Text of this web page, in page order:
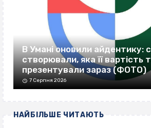
В Умані оновили айдентику:
створювали, яка її вартість
презентували зараз (ФОТО)
7 Серпня 2026
НАЙБІЛЬШЕ ЧИТАЮТЬ